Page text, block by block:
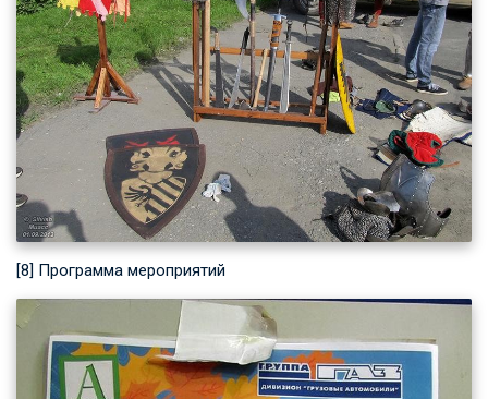
[8] Программа мероприятий